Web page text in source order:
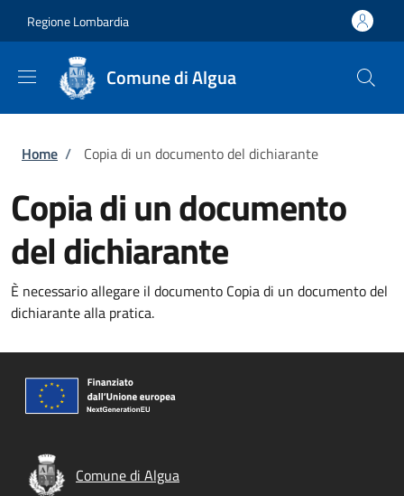
Regione Lombardia
Comune di Algua
Briciole di pane
Home / Copia di un documento del dichiarante
Copia di un documento
del dichiarante
È necessario allegare il documento Copia di un documento del
dichiarante alla pratica.
Comune di Algua